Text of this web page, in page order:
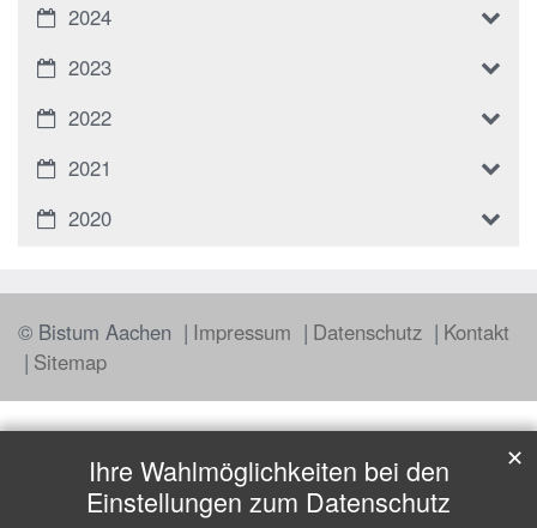
2024
2023
2022
2021
2020
© Bistum Aachen Impressum Datenschutz
Kontakt
Sitemap
Ihre Wahlmöglichkeiten bei den
Einstellungen zum Datenschutz
✕